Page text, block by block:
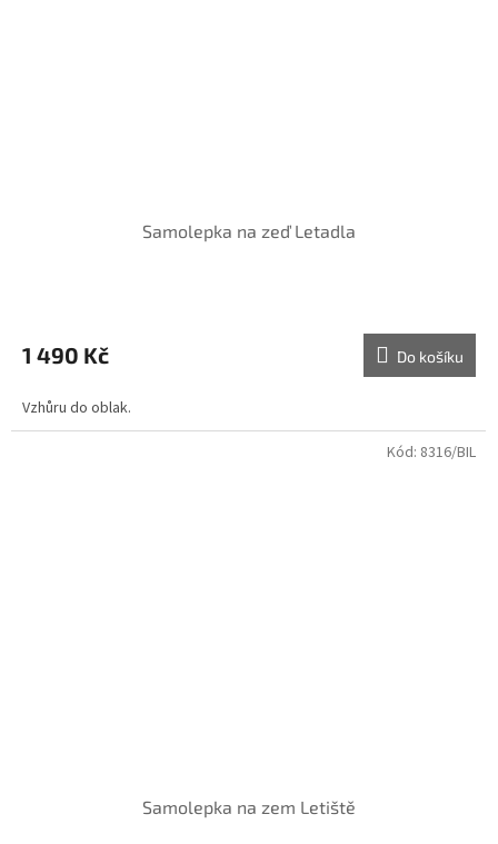
Samolepka na zeď Letadla
1 490 Kč Do košíku
Vzhůru do oblak.
Samolepka na zem Letiště
Kód: 8316/BIL